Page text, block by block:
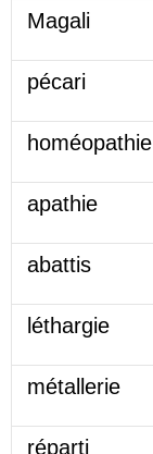
Magali
pécari
homéopathie
apathie
abattis
léthargie
métallerie
réparti